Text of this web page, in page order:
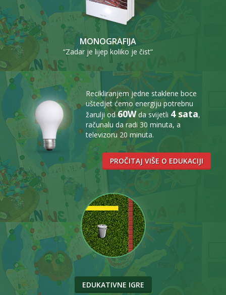
MONOGRAFIJA
“Zadar je lijep koliko je čist“
Recikliranjem jedne staklene boce
uštedjet ćemo energiju potrebnu
žarulji od60Wda svijetli 4 sata,
računalu da radi 30 minuta, a
televizoru 20 minuta.
PROČITAJ VIŠE O EDUKACIJI
EDUKATIVNE IGRE